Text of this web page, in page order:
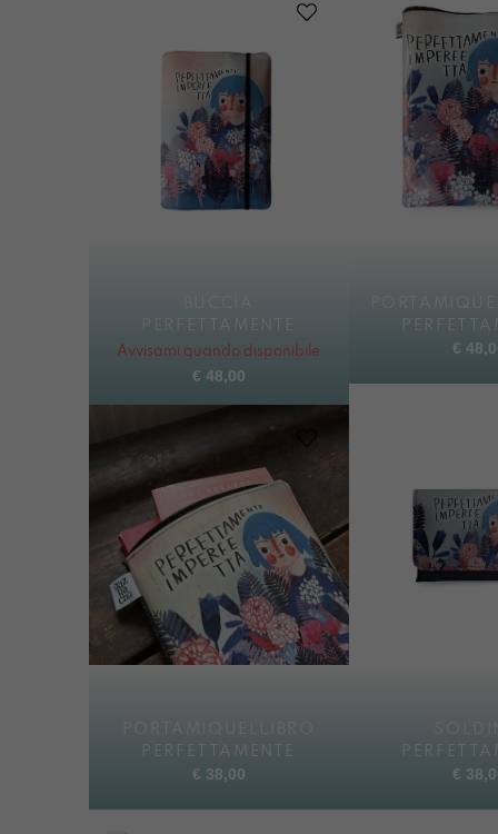
PERFETTAMENTE
Avvisami quando disponibile
€ 48,00
€
PERFETTAMENTE
€ 38,00 €